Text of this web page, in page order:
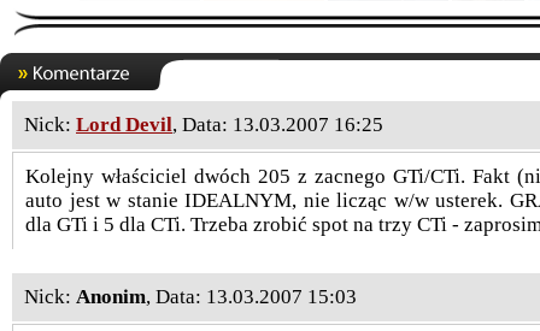
Nick: Lord Devil, Data: 13.03.2007 16:25
Kolejny właściciel dwóch 205 z zacnego GTi/CTi. Fakt
auto jest w stanie IDEALNYM, nie licząc w/w usterek.
dla GTi i 5 dla CTi. Trzeba zrobić spot na trzy CTi -
Nick: Anonim, Data: 13.03.2007 15:03